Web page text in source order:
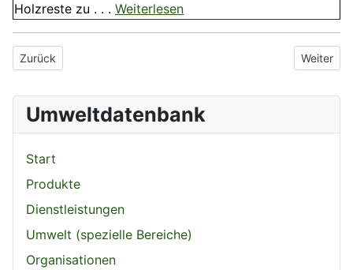
Holzreste zu . . . Weiterlesen
Vorheriger Beitrag: Dehydratisierung
Zurück Nächster
Weiter
Umweltdatenbank
Start
Produkte
Dienstleistungen
Umwelt (spezielle Bereiche)
Organisationen